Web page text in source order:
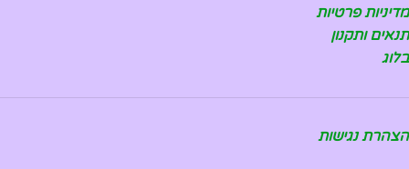
מדיניות פרטיות
תנאים ותקנון
בלוג
הצהרת נגישות